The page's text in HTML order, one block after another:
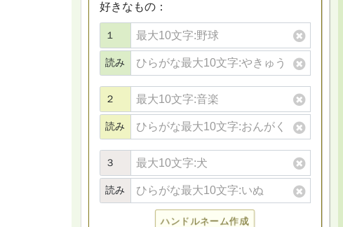
好きなもの：
１
読み
２
読み
３
読み
ハンドルネーム作成